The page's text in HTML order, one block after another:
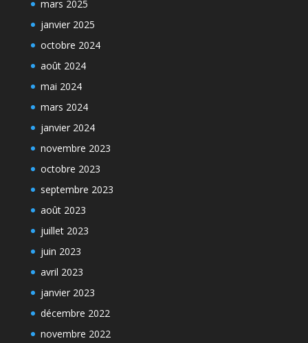
mars 2025
janvier 2025
octobre 2024
août 2024
mai 2024
mars 2024
janvier 2024
novembre 2023
octobre 2023
septembre 2023
août 2023
juillet 2023
juin 2023
avril 2023
janvier 2023
décembre 2022
novembre 2022